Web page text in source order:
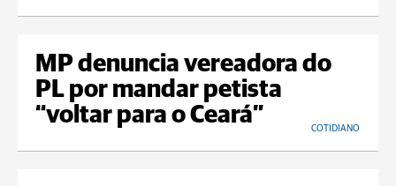
MP denuncia vereadora do
PL por mandar petista
“voltar para o Ceará”
COTIDIANO